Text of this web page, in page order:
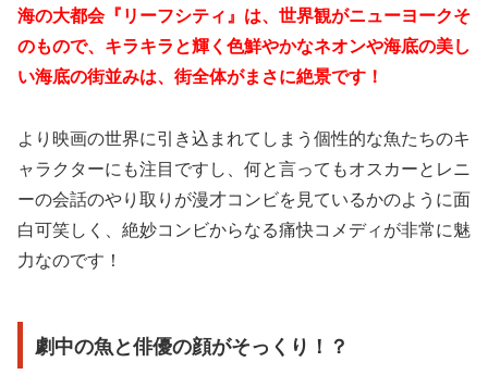
海の大都会『リーフシティ』は、世界観がニューヨークそ
のもので、キラキラと輝く色鮮やかなネオンや海底の美し
い海底の街並みは、街全体がまさに絶景です！
より映画の世界に引き込まれてしまう個性的な魚たちのキ
ャラクターにも注目ですし、何と言ってもオスカーとレニ
ーの会話のやり取りが漫才コンビを見ているかのように面
白可笑しく、絶妙コンビからなる痛快コメディが非常に魅
力なのです！
劇中の魚と俳優の顔がそっくり！？